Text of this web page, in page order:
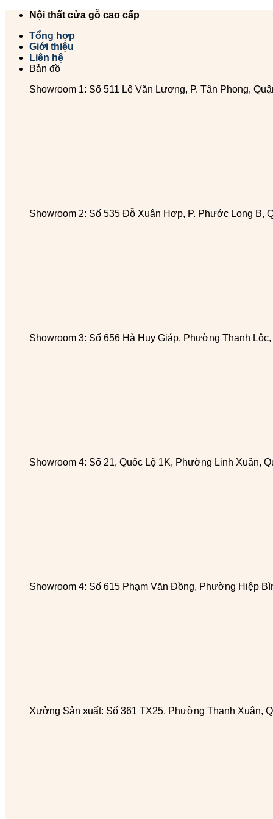
Chuyển
dung
Nội thất cửa gỗ cao cấp
Tổng hợp
Giới thiệu
Liên hệ
Bản đồ
Showroom 1: Số 511 Lê Văn Lương, P. Tân Phong,
Showroom 2: Số 535 Đỗ Xuân Hợp, P. Phước Long B,
Showroom 3: Số 656 Hà Huy Giáp, Phường Thạnh Lộc,
Showroom 4: Số 21, Quốc Lộ 1K, Phường Linh Xuân,
Showroom 4: Số 615 Phạm Văn Đồng, Phường Hiệp
Xưởng Sản xuất: Số 361 TX25, Phường Thạnh Xuân,